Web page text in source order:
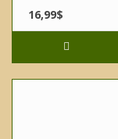
16,99$